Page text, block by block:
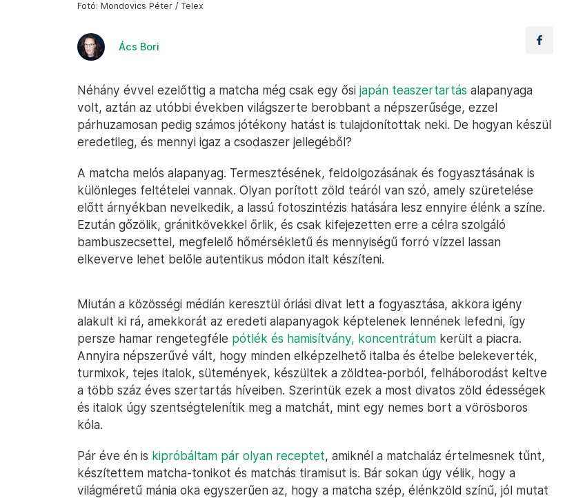
Fotó: Mondovics Péter / Telex
Ács Bori
Néhány évvel ezelőttig a matcha még csak egy ősi japán teaszertartás alapanyaga
volt, aztán az utóbbi években világszerte berobbant a népszerűsége, ezzel
párhuzamosan pedig számos jótékony hatást is tulajdonítottak neki. De hogyan készül
eredetileg, és mennyi igaz a csodaszer jellegéből?
A matcha melós alapanyag. Termesztésének, feldolgozásának és fogyasztásának is
különleges feltételei vannak. Olyan porított zöld teáról van szó, amely szüretelése
előtt árnyékban nevelkedik, a lassú fotoszintézis hatására lesz ennyire élénk a színe.
Ezután gőzölik, gránitkövekkel őrlik, és csak kifejezetten erre a célra szolgáló
bambuszecsettel, megfelelő hőmérsékletű és mennyiségű forró vízzel lassan
elkeverve lehet belőle autentikus módon italt készíteni.
Miután a közösségi médián keresztül óriási divat lett a fogyasztása, akkora igény
alakult ki rá, amekkorát az eredeti alapanyagok képtelenek lennének lefedni, így
persze hamar rengetegféle pótlék és hamisítvány, koncentrátum került a piacra.
Annyira népszerűvé vált, hogy minden elképzelhető italba és ételbe belekeverték,
turmixok, tejes italok, sütemények, készültek a zöldtea-porból, felháborodást keltve
a több száz éves szertartás híveiben. Szerintük ezek a most divatos zöld édességek
és italok úgy szentségtelenítik meg a matchát, mint egy nemes bort a vörösboros
kóla.
Pár éve én is kipróbáltam pár olyan receptet, amiknél a matchaláz értelmesnek tűnt,
készítettem matcha-tonikot és matchás tiramisut is. Bár sokan úgy vélik, hogy a
világméretű mánia oka egyszerűen az, hogy a matcha szép, élénkzöld színű, jól mutat